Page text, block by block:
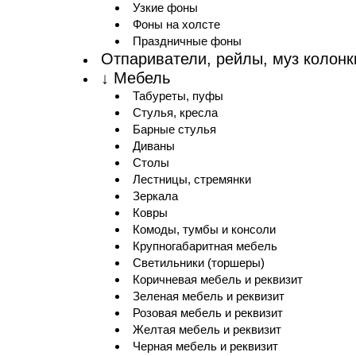
Узкие фоны
Фоны на холсте
Праздничные фоны
Отпариватели, рейлы, муз
↓ Мебель
Табуреты, пуфы
Стулья, кресла
Барные стулья
Диваны
Столы
Лестницы, стремянки
Зеркала
Ковры
Комоды, тумбы и консоли
Крупногабаритная мебель
Светильники (торшеры)
Коричневая мебель и реквизит
Зеленая мебель и реквизит
Розовая мебель и реквизит
Желтая мебель и реквизит
Черная мебель и реквизит